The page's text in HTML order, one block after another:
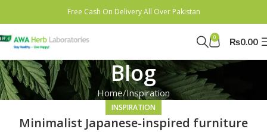
Free Cash On Delivery All Over Pakistan
0 ₨0.00
Blog
Home Inspiration
INSPIRATION
Minimalist Japanese-inspired furniture